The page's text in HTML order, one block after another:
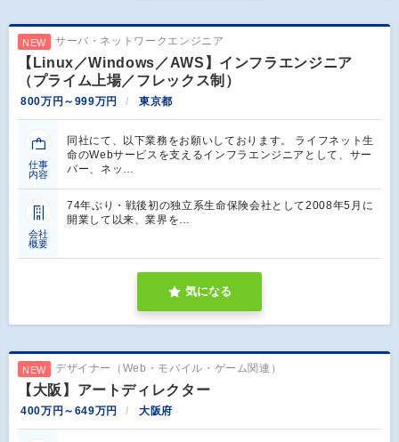
NEW サーバ・ネットワークエンジニア
【Linux／Windows／AWS】インフラエンジニア
（プライム上場／フレックス制）
800万円～999万円 東京都
仕事
内容
同社にて、以下業務をお願いしております。 ライフネット生
命のWebサービスを支えるインフラエンジニアとして、サー
バー、ネッ…
会社
概要
74年ぶり・戦後初の独立系生命保険会社として2008年5月に
開業して以来、業界を…
気になる
NEW デザイナー（Web・モバイル・ゲーム関連）
【大阪】アートディレクター
400万円～649万円 大阪府